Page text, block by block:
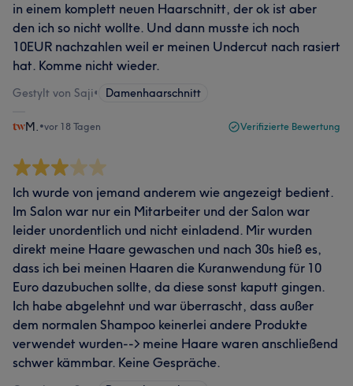
in einem komplett neuen Haarschnitt, der ok ist aber
den ich so nicht wollte. Und dann musste ich noch
10EUR nachzahlen weil er meinen Undercut nach rasiert
hat. Komme nicht wieder.
Gestylt von Saji• Damenhaarschnitt
M. •vor 18 Tagen Verifizierte Bewertung
Ich wurde von jemand anderem wie angezeigt bedient.
Im Salon war nur ein Mitarbeiter und der Salon war
leider unordentlich und nicht einladend. Mir wurden
direkt meine Haare gewaschen und nach 30s hieß es,
dass ich bei meinen Haaren die Kuranwendung für 10
Euro dazubuchen sollte, da diese sonst kaputt gingen.
Ich habe abgelehnt und war überrascht, dass außer
dem normalen Shampoo keinerlei andere Produkte
verwendet wurden--> meine Haare waren anschließend
schwer kämmbar. Keine Gespräche.